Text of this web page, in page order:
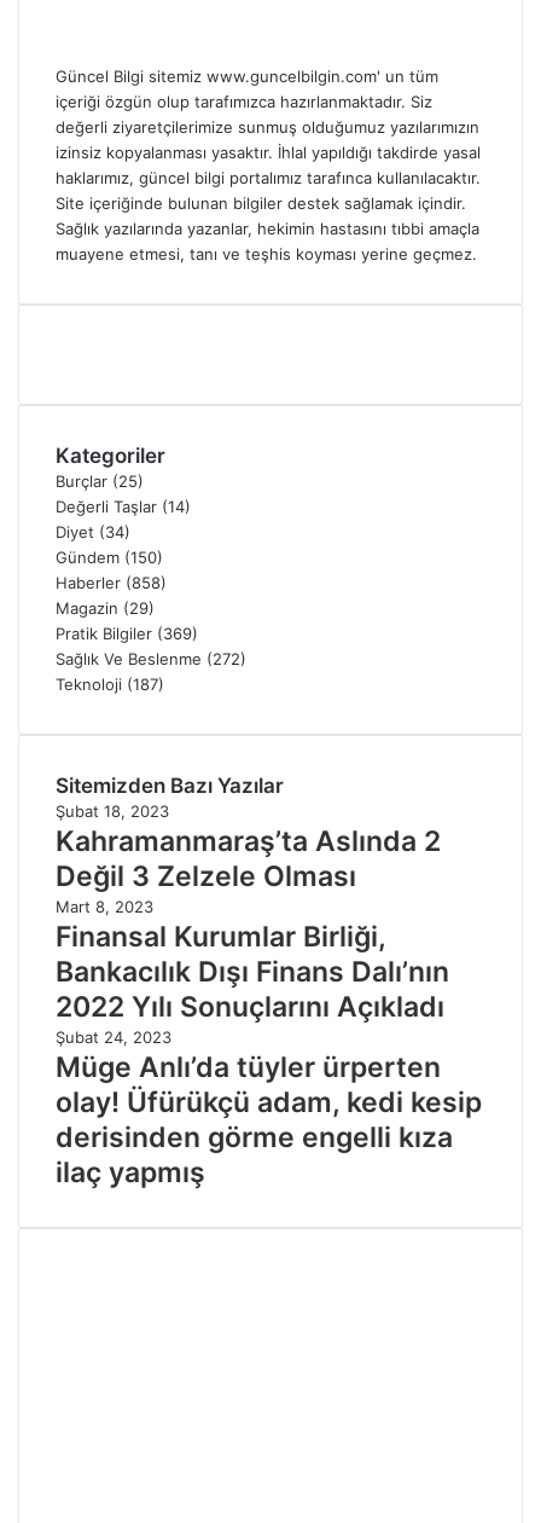
Güncel Bilgi sitemiz www.guncelbilgin.com' un tüm
içeriği özgün olup tarafımızca hazırlanmaktadır. Siz
değerli ziyaretçilerimize sunmuş olduğumuz yazılarımızın
izinsiz kopyalanması yasaktır. İhlal yapıldığı takdirde yasal
haklarımız, güncel bilgi portalımız tarafınca kullanılacaktır.
Site içeriğinde bulunan bilgiler destek sağlamak içindir.
Sağlık yazılarında yazanlar, hekimin hastasını tıbbi amaçla
muayene etmesi, tanı ve teşhis koyması yerine geçmez.
Kategoriler
Burçlar (25)
Değerli Taşlar (14)
Diyet (34)
Gündem (150)
Haberler (858)
Magazin (29)
Pratik Bilgiler (369)
Sağlık Ve Beslenme (272)
Teknoloji (187)
Sitemizden Bazı Yazılar
Şubat 18, 2023
Kahramanmaraş’ta Aslında 2
Değil 3 Zelzele Olması
Mart 8, 2023
Finansal Kurumlar Birliği,
Bankacılık Dışı Finans Dalı’nın
2022 Yılı Sonuçlarını Açıkladı
Şubat 24, 2023
Müge Anlı’da tüyler ürperten
olay! Üfürükçü adam, kedi kesip
derisinden görme engelli kıza
ilaç yapmış